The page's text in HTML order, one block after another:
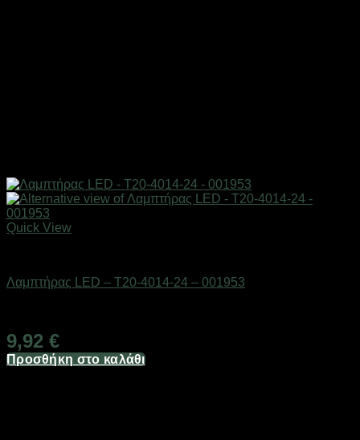
Quick View
Λαμπτήρας LED – T20-4014-24 – 001953
9,92 €
Προσθήκη στο καλάθι